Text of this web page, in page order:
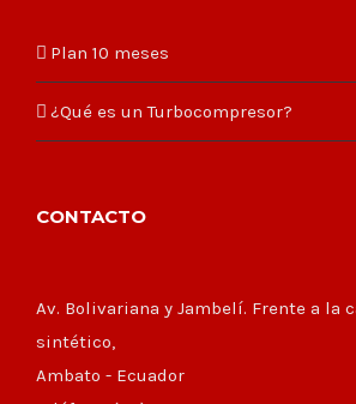
Plan 10 meses
¿Qué es un Turbocompresor?
CONTACTO
Av. Bolivariana y Jambelí. Frente a la
sintético,
Ambato - Ecuador